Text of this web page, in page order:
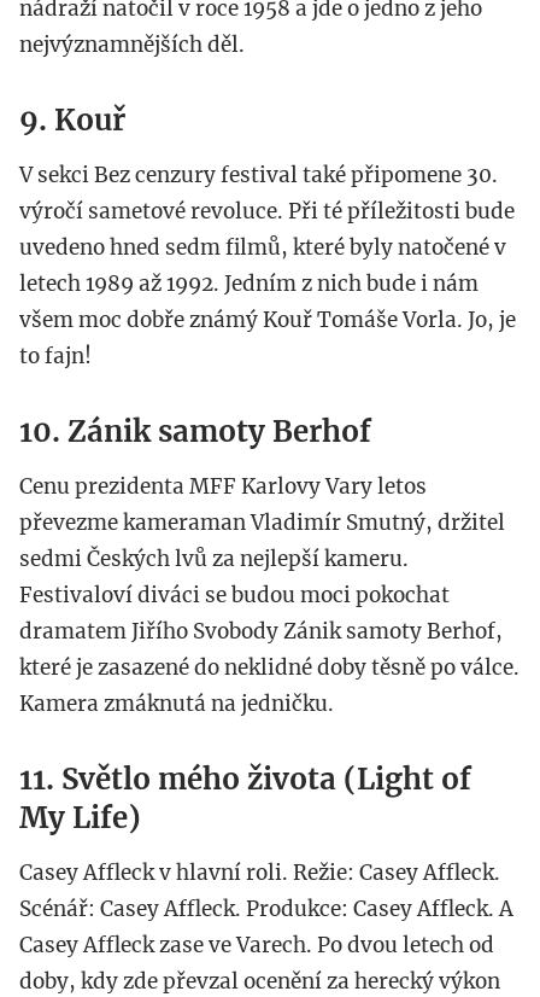
nádraží natočil v roce 1958 a jde o jedno z jeho
nejvýznamnějších děl.
9. Kouř
V sekci Bez cenzury festival také připomene 30.
výročí sametové revoluce. Při té příležitosti bude
uvedeno hned sedm filmů, které byly natočené v
letech 1989 až 1992. Jedním z nich bude i nám
všem moc dobře známý Kouř Tomáše Vorla. Jo, je
to fajn!
10. Zánik samoty Berhof
Cenu prezidenta MFF Karlovy Vary letos
převezme kameraman Vladimír Smutný, držitel
sedmi Českých lvů za nejlepší kameru.
Festivaloví diváci se budou moci pokochat
dramatem Jiřího Svobody Zánik samoty Berhof,
které je zasazené do neklidné doby těsně po válce.
Kamera zmáknutá na jedničku.
11. Světlo mého života (Light of
My Life)
Casey Affleck v hlavní roli. Režie: Casey Affleck.
Scénář: Casey Affleck. Produkce: Casey Affleck. A
Casey Affleck zase ve Varech. Po dvou letech od
doby, kdy zde převzal ocenění za herecký výkon